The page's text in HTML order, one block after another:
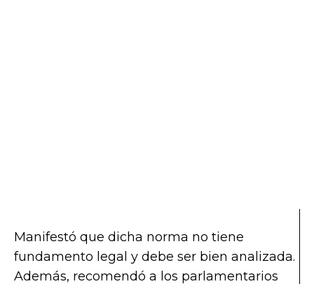
Manifestó que dicha norma no tiene
fundamento legal y debe ser bien analizada.
Además, recomendó a los parlamentarios